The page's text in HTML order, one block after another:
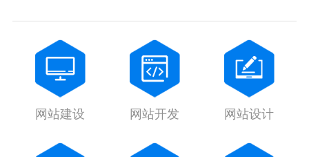
网站建设 网站开发 网站设计